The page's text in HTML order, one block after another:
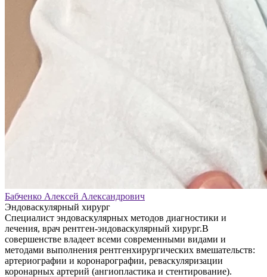
Бабченко Алексей Александрович
Эндоваскулярный хирург
Специалист эндоваскулярных методов диагностики и
лечения, врач рентген-эндоваскулярный хирург.В
совершенстве владеет всеми современными видами и
методами выполнения рентгенхирургических вмешательств:
артериографии и коронарографии, реваскуляризации
коронарных артерий (ангиопластика и стентирование).